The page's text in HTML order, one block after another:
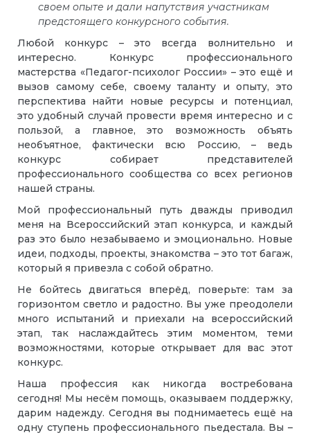
своем опыте и дали напутствия участникам
предстоящего конкурсного события.
Любой конкурс – это всегда волнительно и
интересно. Конкурс профессионального
мастерства «Педагог-психолог России» – это ещё и
вызов самому себе, своему таланту и опыту, это
перспектива найти новые ресурсы и потенциал,
это удобный случай провести время интересно и с
пользой, а главное, это возможность объять
необъятное, фактически всю Россию, – ведь
конкурс собирает представителей
профессионального сообщества со всех регионов
нашей страны.
Мой профессиональный путь дважды приводил
меня на Всероссийский этап конкурса, и каждый
раз это было незабываемо и эмоционально. Новые
идеи, подходы, проекты, знакомства – это тот багаж,
который я привезла с собой обратно.
Не бойтесь двигаться вперёд, поверьте: там за
горизонтом светло и радостно. Вы уже преодолели
много испытаний и приехали на всероссийский
этап, так наслаждайтесь этим моментом, теми
возможностями, которые открывает для вас этот
конкурс.
Наша профессия как никогда востребована
сегодня! Мы несём помощь, оказываем поддержку,
дарим надежду. Сегодня вы поднимаетесь ещё на
одну ступень профессионального пьедестала. Вы –